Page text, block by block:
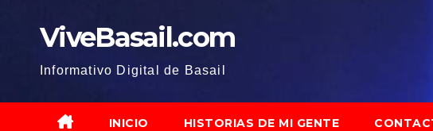
ViveBasail.com
Informativo Digital de Basail
INICIO HISTORIAS DE MI GENTE